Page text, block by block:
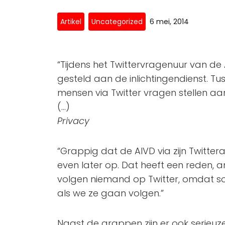
Artikel Uncategorized 6 mei, 2014
“Tijdens het Twittervragenuur van
gesteld aan de inlichtingendienst.
mensen via Twitter vragen stellen
(…)
Privacy
“Grappig dat de AIVD via zijn
even later op. Dat heeft een reden,
volgen niemand op Twitter, omdat
als we ze gaan volgen.”